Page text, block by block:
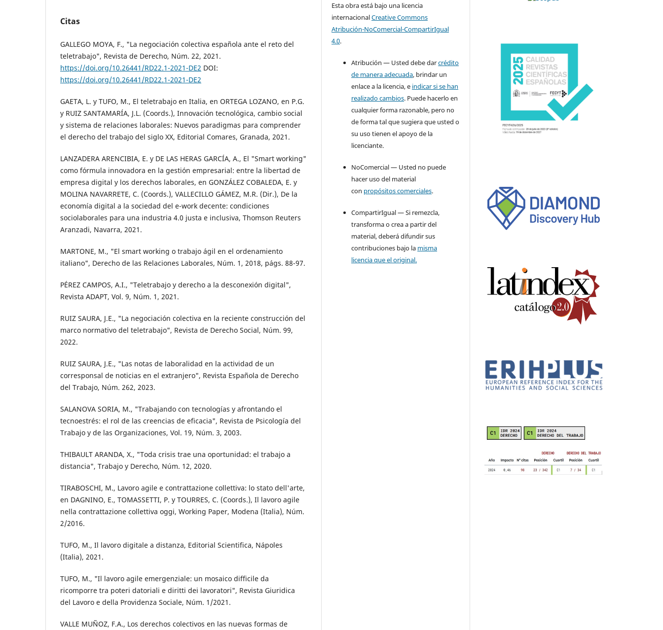
Citas
GALLEGO MOYA, F., "La negociación colectiva española ante el reto del
teletrabajo", Revista de Derecho, Núm. 22, 2021.
https://doi.org/10.26441/RD22.1-2021-DE2 DOI:
https://doi.org/10.26441/RD22.1-2021-DE2
GAETA, L. y TUFO, M., El teletrabajo en Italia, en ORTEGA LOZANO, en P.G.
y RUIZ SANTAMARÍA, J.L. (Coords.), Innovación tecnológica, cambio social
y sistema de relaciones laborales: Nuevos paradigmas para comprender
el derecho del trabajo del siglo XX, Editorial Comares, Granada, 2021.
LANZADERA ARENCIBIA, E. y DE LAS HERAS GARCÍA, A., El "Smart working"
como fórmula innovadora en la gestión empresarial: entre la libertad de
empresa digital y los derechos laborales, en GONZÁLEZ COBALEDA, E. y
MOLINA NAVARRETE, C. (Coords.), VALLECILLO GÁMEZ, M.R. (Dir.), De la
economía digital a la sociedad del e-work decente: condiciones
sociolaborales para una industria 4.0 justa e inclusiva, Thomson Reuters
Aranzadi, Navarra, 2021.
MARTONE, M., "El smart working o trabajo ágil en el ordenamiento
italiano", Derecho de las Relaciones Laborales, Núm. 1, 2018, págs. 88-97.
PÉREZ CAMPOS, A.I., "Teletrabajo y derecho a la desconexión digital",
Revista ADAPT, Vol. 9, Núm. 1, 2021.
RUIZ SAURA, J.E., "La negociación colectiva en la reciente construcción del
marco normativo del teletrabajo", Revista de Derecho Social, Núm. 99,
2022.
RUIZ SAURA, J.E., "Las notas de laboralidad en la actividad de un
corresponsal de noticias en el extranjero", Revista Española de Derecho
del Trabajo, Núm. 262, 2023.
SALANOVA SORIA, M., "Trabajando con tecnologías y afrontando el
tecnoestrés: el rol de las creencias de eficacia", Revista de Psicología del
Trabajo y de las Organizaciones, Vol. 19, Núm. 3, 2003.
THIBAULT ARANDA, X., "Toda crisis trae una oportunidad: el trabajo a
distancia", Trabajo y Derecho, Núm. 12, 2020.
TIRABOSCHI, M., Lavoro agile e contrattazione collettiva: lo stato dell'arte,
en DAGNINO, E., TOMASSETTI, P. y TOURRES, C. (Coords.), Il lavoro agile
nella contrattazione collettiva oggi, Working Paper, Modena (Italia), Núm.
2/2016.
TUFO, M., Il lavoro digitale a distanza, Editorial Scientifica, Nápoles
(Italia), 2021.
TUFO, M., "Il lavoro agile emergenziale: un mosaico difficile da
ricomporre tra poteri datoriali e diritti dei lavoratori", Revista Giuridica
del Lavoro e della Providenza Sociale, Núm. 1/2021.
VALLE MUÑOZ, F.A., Los derechos colectivos en las nuevas formas de
Esta obra está bajo una licencia
internacionalCreative Commons
Atribución-NoComercial-CompartirIgual
4.0.
Atribución — Usted debe darcrédito
de manera adecuada, brindar un
enlace a la licencia, e indicar si se han
realizado cambios. Puede hacerlo en
cualquier forma razonable, pero no
de forma tal que sugiera que usted o
su uso tienen el apoyo de la
licenciante.
NoComercial — Usted no puede
hacer uso del material
con propósitos comerciales.
CompartirIgual — Si remezcla,
transforma o crea a partir del
material, deberá difundir sus
contribuciones bajo la misma
licencia que el original.